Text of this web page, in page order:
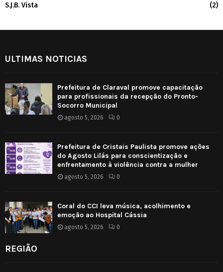
S.J.B. Vista
(2)
ULTIMAS NOTICIAS
Prefeitura de Claraval promove capacitação
para profissionais da recepção do Pronto-
Socorro Municipal
agosto 5, 2026 0
Prefeitura de Cristais Paulista promove ações
do Agosto Lilás para conscientização e
enfrentamento à violência contra a mulher
agosto 5, 2026 0
Coral do CCI leva música, acolhimento e
emoção ao Hospital Cássia
agosto 5, 2026 0
REGIÃO